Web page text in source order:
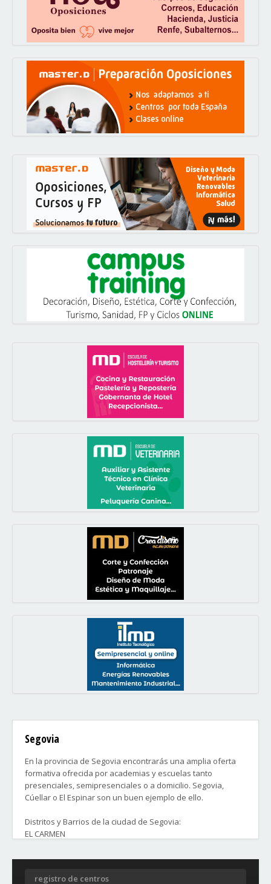
Segovia
En la provincia de Segovia encontrarás una amplia oferta
formativa ofrecida por academias y escuelas tanto
presenciales, semipresenciales o a domicilio. Segovia,
Cúellar o El Espinar son un buen ejemplo de ello.
Distritos y Barrios de la ciudad de Segovia:
EL CARMEN
SANTA EULALIA
registro de centros